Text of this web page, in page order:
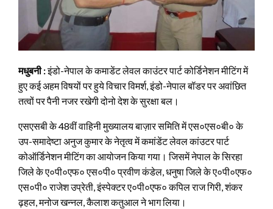
मधुबनी :इंडो-नेपाल के कमाडेंट लेवल काउंटर पार्ट कोर्डिनेशन मीटिंग में
हुए कई अहम विषयों पर हुये विचार विमर्श, इंडो-नेपाल बॉडर पर अवांछित
तत्वों पर पैनी नजर रखेगी दोनो देश के सुरक्षा बल।
एसएसबी के 48वीं वाहिनी मुख्यालय बाज़ार समिति में एस०एस०बी० के
उप-समादेष्टा अनुज कुमार के नेतृत्व में कमांडेंट लेवल कांउटर पार्ट
कोऑर्डिनेशन मीटिंग का आयोजन किया गया। जिसमें नेपाल के सिरहा
जिले के ए०पी०एफ० एस०पी० प्रवीण कंडेल, धनुषा जिले के ए०पी०एफ०
एस०पी० राजेश उप्रेती, इंस्पेक्टर ए०पी०एफ० कपिल राज गिरी, शंकर
ढ़हल, मनोज खन्नल, कैलाश कतुआल ने भाग लिया।